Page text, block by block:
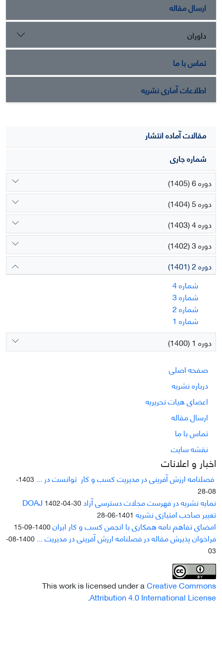
ارسال مقاله
داوران
تماس با ما
اطلاعات آماری نشریه
مقالات آماده انتشار
شماره جاری
دوره 6 (1405)
دوره 5 (1404)
دوره 4 (1403)
دوره 3 (1402)
دوره 2 (1401)
شماره 4
شماره 3
شماره 2
شماره 1
دوره 1 (1400)
صفحه اصلی
درباره نشریه
اعضای هیات تحریریه
ارسال مقاله
تماس با ما
نقشه سایت
اخبار و اعلانات
فصلنامه ارزش آفرینی در مدیریت کسب و کار توانست در ...
1403-
08-28
نمایه نشریه در فهرست مجلات دسترسی آزاد DOAJ1402-04-30
تغییر صاحب امتیازی نشریه 1401-06-28
امضای تفاهم نامه همکاری با انجمن کسب و کار ایران1400-09-15
فراخوان پذیرش مقاله در فصلنامه ارزش آفرینی در مدیریت ...
1400-08-
03
This work is licensed under aCreative Commons
Attribution 4.0 International License
.